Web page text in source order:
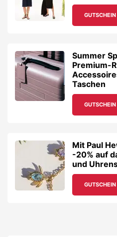
Summer
Premium-
Taschen
Mit Paul
-20% auf
und